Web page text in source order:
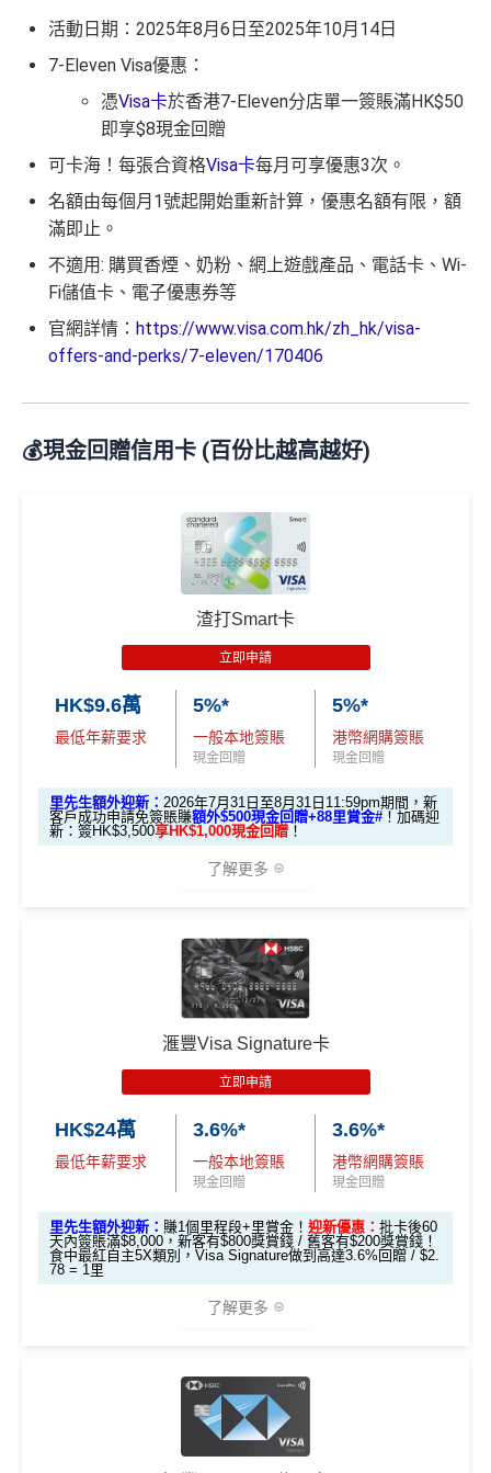
活動日期：2025年8月6日至2025年10月14日
7-Eleven Visa優惠：
憑Visa卡於香港7-Eleven分店單一簽賬滿HK$50
即享$8現金回贈
可卡海！每張合資格Visa卡每月可享優惠3次。
名額由每個月1號起開始重新計算，優惠名額有限，額
滿即止。
不適用: 購買香煙、奶粉、網上遊戲產品、電話卡、Wi-
Fi儲值卡、電子優惠券等
官網詳情： https://www.visa.com.hk/zh_hk/visa-
offers-and-perks/7-eleven/170406
💰現金回贈信用卡 (百份比越高越好)
渣打Smart卡
立即申請
HK$9.6萬
最低年薪要求
5%*
一般本地簽賬
現金回贈
5%*
港幣網購簽賬
現金回贈
里先生額外迎新： 2026年7月31日至8月31日11:59pm期間，新
客戶成功申請免簽賬賺額外$500現金回贈+88里賞金# ！ 加碼迎
新：簽HK$3,500享HK$1,000現金回贈 ！
了解更多
渣打Smart 卡迎新｜賺高達HK$1,500
2026年7月31日至8月31日11:59pm
贈，獎賞由渣打提供。
信用卡基本迎新：全新渣打信用卡客戶批卡後首1個月
簽賬滿HK$3,500就有HK$1,000簽賬回贈【渣打加碼
🔥】
申請完填FormMrMiles.hk/smart-card-form賺多88里
賞金#（由里先生派出🎯38新會員+成功批卡50額外里
#38新會員+成功批卡派出50額外里賞金。每1里賞金 ≈ HK
$1，可兌換FPS轉數快回贈！詳情MrMiles.hk/mmcredit
指定商戶5%簽賬回贈同基本簽賬都增加咗簽賬門檻，但
滙豐Visa Signature卡
立即申請
HK$24萬
最低年薪要求
3.6%*
一般本地簽賬
現金回贈
3.6%*
港幣網購簽賬
現金回贈
里先生額外迎新： 賺1個里程段+里賞金！ 迎新優惠： 批卡後60
天內簽賬滿$8,000，新客有$800獎賞錢 / 舊客有$200獎賞錢！
食中最紅自主5X類別，Visa Signature做到高達3.6%回贈 / $2.
78 = 1里
了解更多
*以上為最高之回贈，需配合HSBC最紅自主獎賞
HSBC Visa Signature信用卡迎新